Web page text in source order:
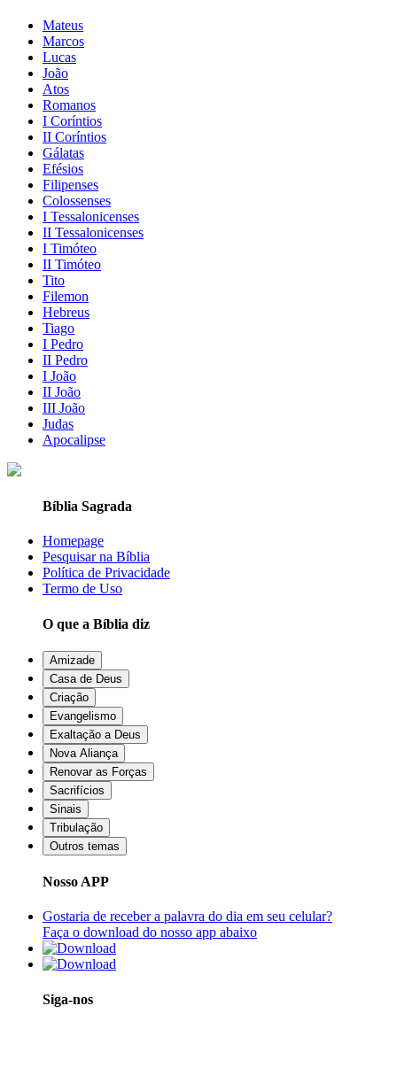
Mateus
Marcos
Lucas
João
Atos
Romanos
I Coríntios
II Coríntios
Gálatas
Efésios
Filipenses
Colossenses
I Tessalonicenses
II Tessalonicenses
I Timóteo
II Timóteo
Tito
Filemon
Hebreus
Tiago
I Pedro
II Pedro
I João
II João
III João
Judas
Apocalipse
Bíblia Sagrada
Homepage
Pesquisar na Bíblia
Política de Privacidade
Termo de Uso
O que a Bíblia diz
Amizade
Casa de Deus
Criação
Evangelismo
Exaltação a Deus
Nova Aliança
Renovar as Forças
Sacrifícios
Sinais
Tribulação
Outros temas
Nosso APP
Gostaria de receber a palavra do dia em seu celular?
Faça o download do nosso app abaixo
Siga-nos